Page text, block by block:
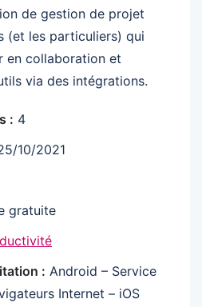
de gestion de projet
(et les particuliers) qui
en collaboration et
via des intégrations.
: 4
10/2021
gratuite
: Android – Service
Internet – iOS